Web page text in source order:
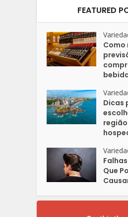
FEATURED
Como
Dicas
Que